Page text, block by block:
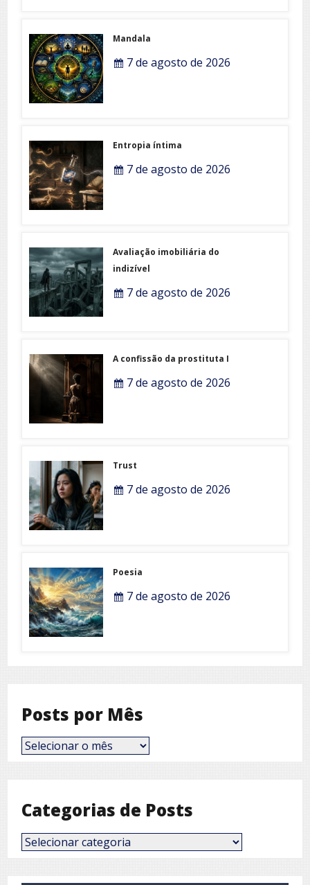
Mandala
7 de agosto de 2026
Entropia íntima
7 de agosto de 2026
Avaliação imobiliária do
indizível
7 de agosto de 2026
A confissão da prostituta I
7 de agosto de 2026
Trust
7 de agosto de 2026
Poesia
7 de agosto de 2026
Posts por Mês
Posts
por
Categorias de Posts
Categorias
de